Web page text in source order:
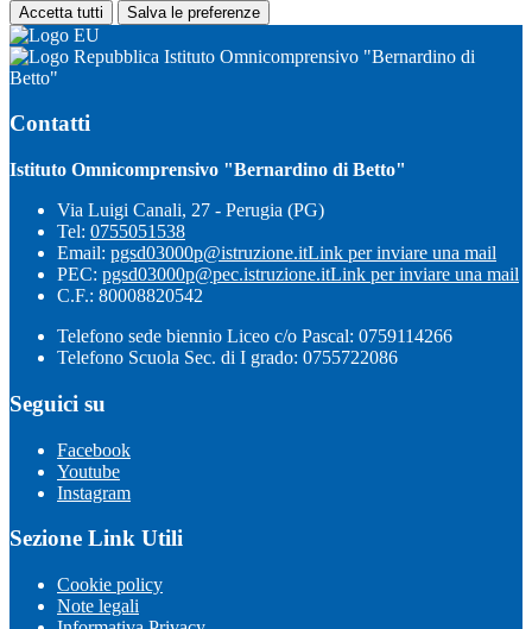
Accetta tutti Salva le preferenze
Istituto Omnicomprensivo "Bernardino di
Betto"
Contatti
Istituto Omnicomprensivo "Bernardino di Betto"
Via Luigi Canali, 27 - Perugia (PG)
Tel: 0755051538
Email: pgsd03000p@istruzione.itLink per inviare una mail
PEC: pgsd03000p@pec.istruzione.itLink per inviare una mail
C.F.: 80008820542
Telefono sede biennio Liceo c/o Pascal: 0759114266
Telefono Scuola Sec. di I grado: 0755722086
Seguici su
Facebook
Youtube
Instagram
Sezione Link Utili
Cookie policy
Note legali